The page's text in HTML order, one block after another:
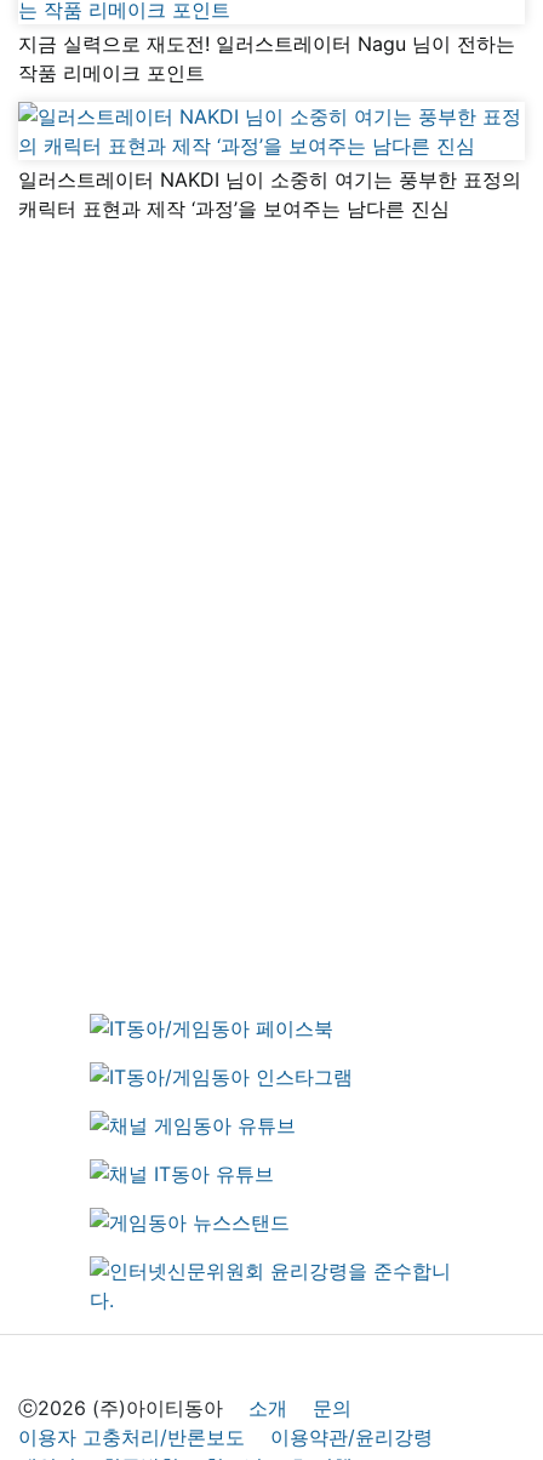
지금 실력으로 재도전! 일러스트레이터 Nagu 님이 전하는
작품 리메이크 포인트
일러스트레이터 NAKDI 님이 소중히 여기는 풍부한 표정의
캐릭터 표현과 제작 ‘과정’을 보여주는 남다른 진심
ⓒ2026 (주)아이티동아 소개
문의
이용자 고충처리/반론보도
이용약관/윤리강령